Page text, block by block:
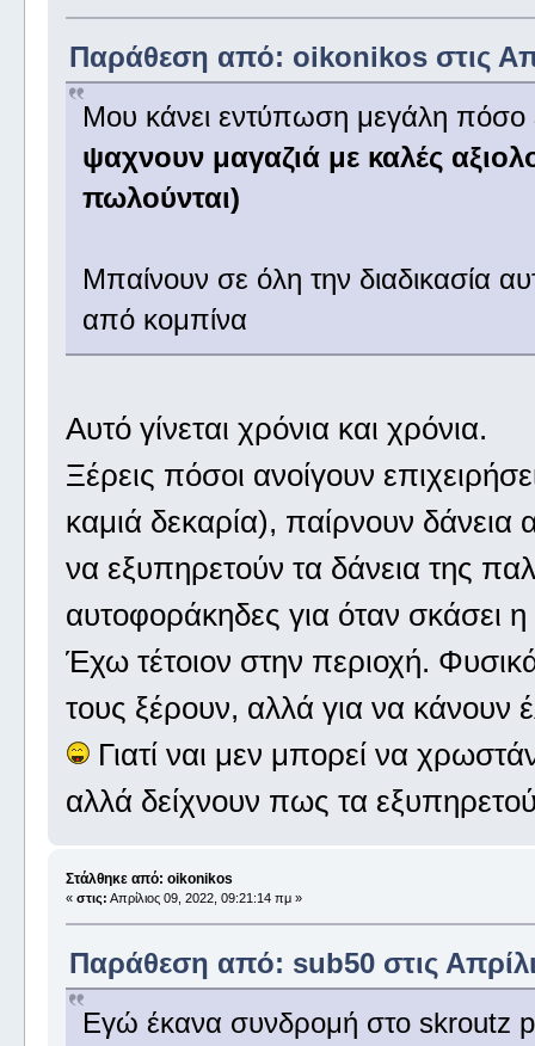
Παράθεση από: oikonikos στις
Μου κάνει εντύπωση μεγάλη πόσο
ψαχνουν μαγαζιά με καλές
πωλούνται)
Μπαίνουν σε όλη την διαδικασία
από κομπίνα
Αυτό γίνεται χρόνια και χρόνια.
Ξέρεις πόσοι ανοίγουν
καμιά δεκαρία), παίρνουν δάνεια
να εξυπηρετούν τα δάνεια της
αυτοφοράκηδες για όταν σκάσει
Έχω τέτοιον στην περιοχή.
τους ξέρουν, αλλά για να κάνουν
Γιατί ναι μεν μπορεί να
αλλά δείχνουν πως τα
Στάλθηκε από: oikonikos
« στις: Απρίλιος 09, 2022, 09:21:14 πμ »
Παράθεση από: sub50 στις
Εγώ έκανα συνδρομή στο skroutz